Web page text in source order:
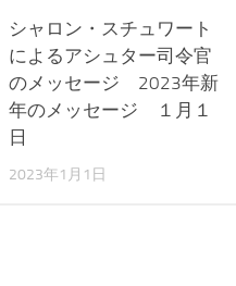
シャロン・スチュワート
によるアシュター司令官
のメッセージ 2023年新
年のメッセージ １月１
日
2023年1月1日